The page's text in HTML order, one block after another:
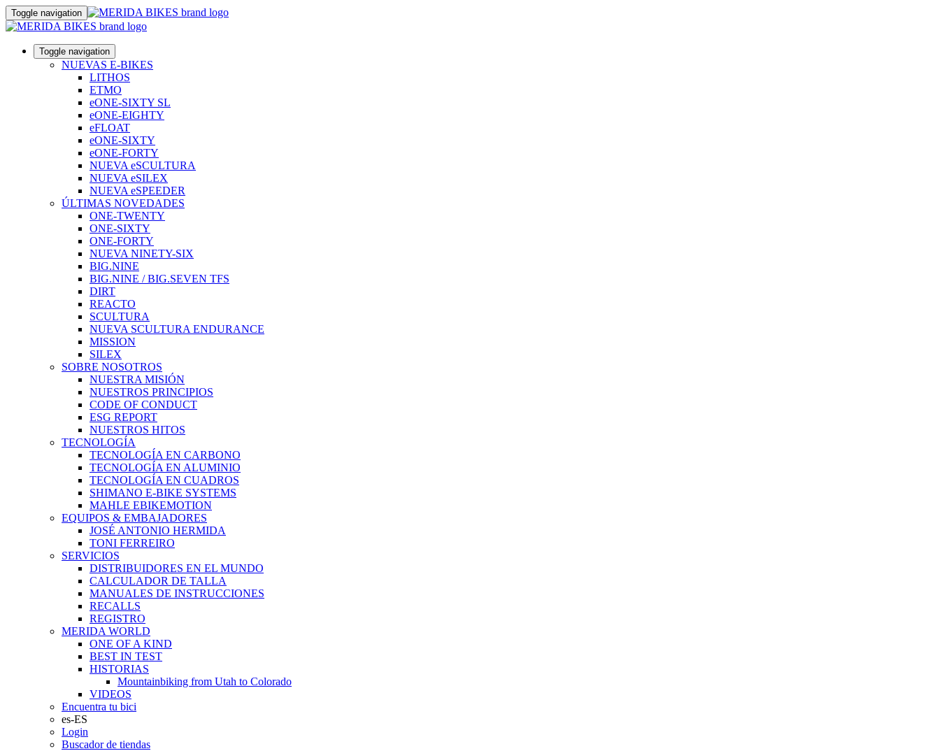
Toggle navigation
Toggle navigation
NUEVAS E-BIKES
LITHOS
ETMO
eONE-SIXTY SL
eONE-EIGHTY
eFLOAT
eONE-SIXTY
eONE-FORTY
NUEVA eSCULTURA
NUEVA eSILEX
NUEVA eSPEEDER
ÚLTIMAS NOVEDADES
ONE-TWENTY
ONE-SIXTY
ONE-FORTY
NUEVA NINETY-SIX
BIG.NINE
BIG.NINE / BIG.SEVEN TFS
DIRT
REACTO
SCULTURA
NUEVA SCULTURA ENDURANCE
MISSION
SILEX
SOBRE NOSOTROS
NUESTRA MISIÓN
NUESTROS PRINCIPIOS
CODE OF CONDUCT
ESG REPORT
NUESTROS HITOS
TECNOLOGÍA
TECNOLOGÍA EN CARBONO
TECNOLOGÍA EN ALUMINIO
TECNOLOGÍA EN CUADROS
SHIMANO E-BIKE SYSTEMS
MAHLE EBIKEMOTION
EQUIPOS & EMBAJADORES
JOSÉ ANTONIO HERMIDA
TONI FERREIRO
SERVICIOS
DISTRIBUIDORES EN EL MUNDO
CALCULADOR DE TALLA
MANUALES DE INSTRUCCIONES
RECALLS
REGISTRO
MERIDA WORLD
ONE OF A KIND
BEST IN TEST
HISTORIAS
Mountainbiking from Utah to Colorado
VIDEOS
Encuentra tu bici
es-ES
Login
Buscador de tiendas